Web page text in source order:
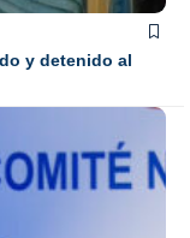
y detenido al